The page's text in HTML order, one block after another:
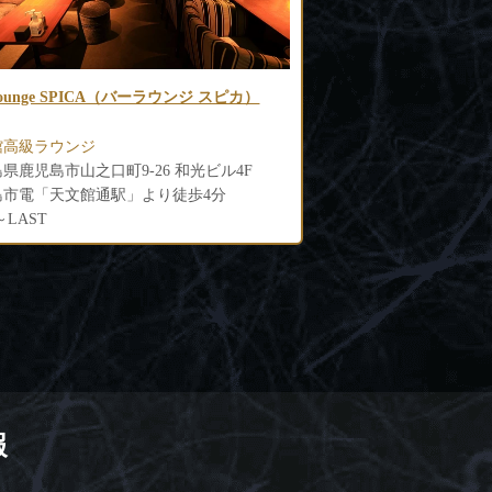
EL（エル）
級キャバクラ
電「天文館停留場」より徒歩3分
LAST
KARAOKE LOUNGE
アリア）
天文館高級ラウンジ
鹿児島県鹿児島市千日
鹿児島市電「天文館通